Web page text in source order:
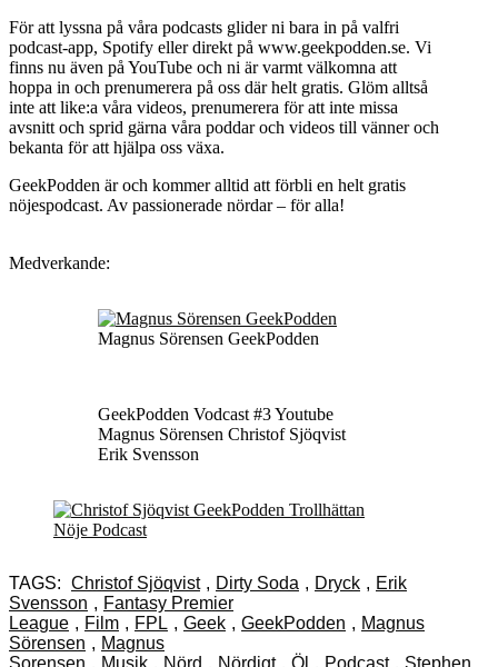
För att lyssna på våra podcasts glider ni bara in på valfri
podcast-app, Spotify eller direkt på www.geekpodden.se. Vi
finns nu även på YouTube och ni är varmt välkomna att
hoppa in och prenumerera på oss där helt gratis. Glöm alltså
inte att like:a våra videos, prenumerera för att inte missa
avsnitt och sprid gärna våra poddar och videos till vänner och
bekanta för att hjälpa oss växa.
GeekPodden är och kommer alltid att förbli en helt gratis
nöjespodcast. Av passionerade nördar – för alla!
Medverkande:
Magnus Sörensen GeekPodden
GeekPodden Vodcast #3 Youtube
Magnus Sörensen Christof Sjöqvist
Erik Svensson
TAGS: Christof Sjöqvist , Dirty Soda , Dryck , Erik
Svensson , Fantasy Premier
League , Film , FPL , Geek , GeekPodden , Magnus
Sörensen , Magnus
Sorensen , Musik , Nörd , Nördigt , Öl , Podcast , Stephen